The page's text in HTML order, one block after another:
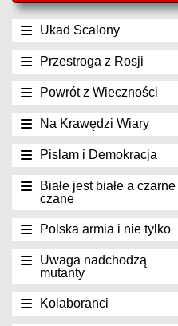
Ukad Scalony
Przestroga z Rosji
Powrót z Wieczności
Na Krawędzi Wiary
Pislam i Demokracja
Białe jest białe a czarne
czane
Polska armia i nie tylko
Uwaga nadchodzą
mutanty
Kolaboranci